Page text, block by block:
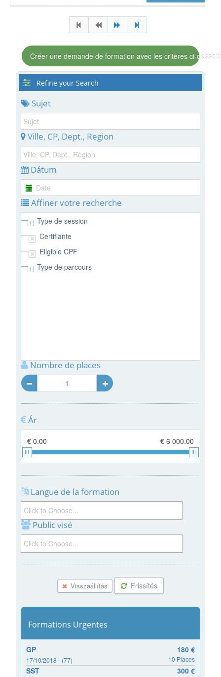
Créer une demande de formation avec les critères ci-
Refine your Search
Sujet
Ville, CP, Dept., Region
Dátum
Affiner votre recherche
Type de session
Certifiante
Eligible CPF
Type de parcours
Nombre de places
Ár
€ 0.00 € 6 000.00
Langue de la formation
Public visé
Visszaállítás Frissítés
Formations Urgentes
GP 180 €
17/10/2018 - (77) 10 Places
SST 300 €